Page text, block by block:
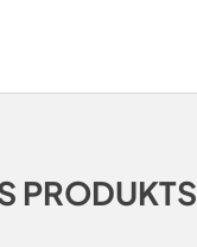
PRODUKTS